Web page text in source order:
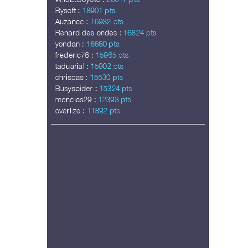
Bysoft : 18901 pts
Auzance : 16932 pts
Renard des ondes : 16824 pts
yondan : 16660 pts
frederic76 : 15965 pts
taduarial : 15902 pts
chrispas : 15530 pts
Busyspider : 15324 pts
menelas29 : 12393 pts
overlize : 11892 pts